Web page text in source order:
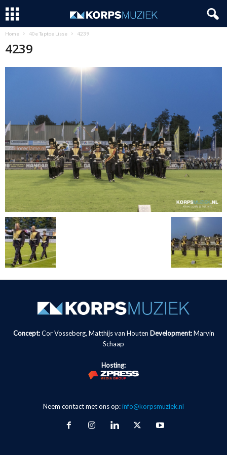
Home 40e Taptoe Lisse 4239
4239
Concept:Cor Vosseberg, Matthijs van Houten Development: Marvin
Schaap
Hosting:
Neem contact met ons op:info@korpsmuziek.nl